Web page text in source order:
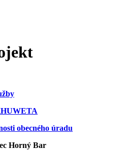
obecného úradu
Horný Bar